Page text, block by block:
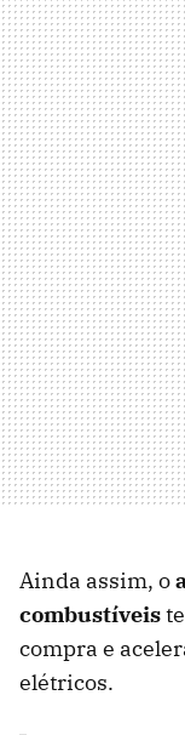
Ainda assim, o
combustíveis
compra e
elétricos.